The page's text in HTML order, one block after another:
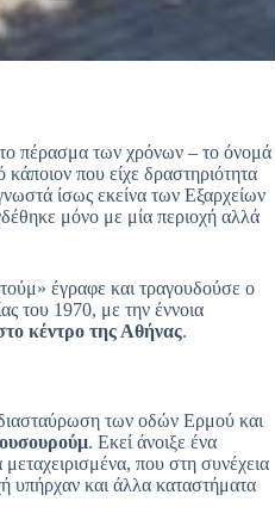
πέρασμα των χρόνων – το όνομά
κάποιον που είχε δραστηριότητα
ίσως εκείνα των Εξαρχείων
μόνο με μία περιοχή αλλά
έγραφε και τραγουδούσε ο
του 1970, με την έννοια
κέντρο της Αθήνας.
των οδών Ερμού και
. Εκεί άνοιξε ένα
που στη συνέχεια
υπήρχαν και άλλα καταστήματα